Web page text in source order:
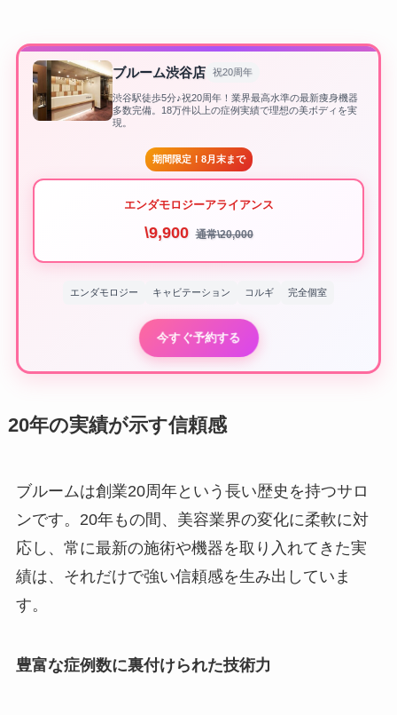
ブルーム渋谷店 祝20周年
渋谷駅徒歩5分♪祝20周年！業界最高水準の最新痩身機器
多数完備。18万件以上の症例実績で理想の美ボディを実
現。
期間限定！8月末まで
エンダモロジーアライアンス
\9,900 通常\20,000
エンダモロジー キャビテーション コルギ 完全個室
今すぐ予約する
20年の実績が示す信頼感
ブルームは創業20周年という長い歴史を持つサロ
ンです。20年もの間、美容業界の変化に柔軟に対
応し、常に最新の施術や機器を取り入れてきた実
績は、それだけで強い信頼感を生み出していま
す。
豊富な症例数に裏付けられた技術力